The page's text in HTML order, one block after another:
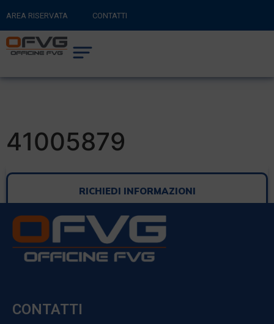
AREA RISERVATA CONTATTI
RITORNA AL SITO PRINCIPALE
CARRELLO
41005879
RICHIEDI INFORMAZIONI
CONTATTI